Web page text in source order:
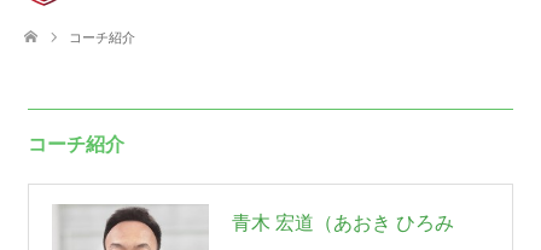
コーチ紹介
コーチ紹介
青木 宏道（あおき ひろみ